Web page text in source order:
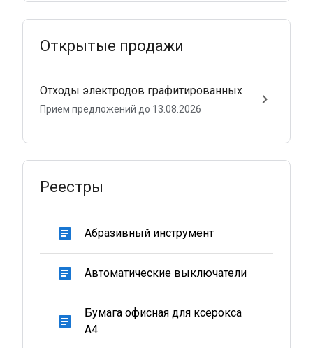
Открытые продажи
Отходы электродов графитированных
Прием предложений до 13.08.2026
keyboard_arrow_right
Реестры
article Абразивный инструмент
article Автоматические выключатели
article
Бумага офисная для ксерокса
А4